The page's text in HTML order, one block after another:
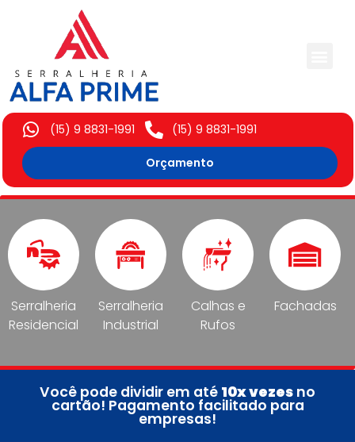
(15) 9 8831-1991 (15) 9 8831-1991
Orçamento
Serralheria
Residencial
Serralheria
Industrial
Calhas e
Rufos
Fachadas
Você pode dividir em até 10x vezes no
cartão! Pagamento facilitado para
empresas!